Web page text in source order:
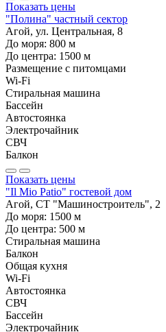
Показать цены
"Полина" частный сектор
Агой, ул. Центральная, 8
До моря: 800 м
До центра: 1500 м
Размещение с питомцами
Wi-Fi
Стиральная машина
Бассейн
Автостоянка
Электрочайник
СВЧ
Балкон
Показать цены
"Il Mio Patio" гостевой дом
Агой, СТ "Машиностроитель", 2
До моря: 1500 м
До центра: 500 м
Стиральная машина
Балкон
Общая кухня
Wi-Fi
Автостоянка
СВЧ
Бассейн
Электрочайник